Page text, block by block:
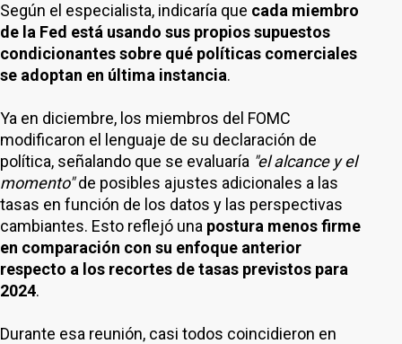
Según el especialista, indicaría que cada miembro
de la Fed está usando sus propios supuestos
condicionantes sobre qué políticas comerciales
se adoptan en última instancia.
Ya en diciembre, los miembros del FOMC
modificaron el lenguaje de su declaración de
política, señalando que se evaluaría "el alcance y el
momento"de posibles ajustes adicionales a las
tasas en función de los datos y las perspectivas
cambiantes. Esto reflejó una postura menos firme
en comparación con su enfoque anterior
respecto a los recortes de tasas previstos para
2024.
Durante esa reunión, casi todos coincidieron en